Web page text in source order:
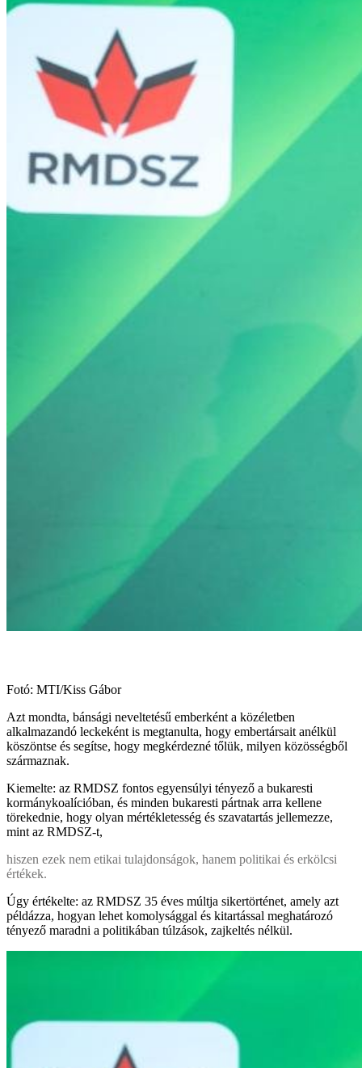
Fotó: MTI/Kiss Gábor
Azt mondta, bánsági neveltetésű emberként a közéletben
alkalmazandó leckeként is megtanulta, hogy embertársait anélkül
köszöntse és segítse, hogy megkérdezné tőlük, milyen közösségből
származnak.
Kiemelte: az RMDSZ fontos egyensúlyi tényező a bukaresti
kormánykoalícióban, és minden bukaresti pártnak arra kellene
törekednie, hogy olyan mértékletesség és szavatartás jellemezze,
mint az RMDSZ-t,
hiszen ezek nem etikai tulajdonságok, hanem politikai és erkölcsi
értékek.
Úgy értékelte: az RMDSZ 35 éves múltja sikertörténet, amely azt
példázza, hogyan lehet komolysággal és kitartással meghatározó
tényező maradni a politikában túlzások, zajkeltés nélkül.